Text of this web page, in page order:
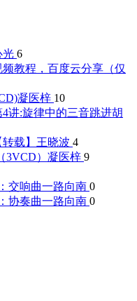
光 6
教程，百度云分享（仅
凝医梓 10
讲:旋律中的三音跳进胡
载】 王晓波 4
） 凝医梓 9
交响曲一路向南 0
协奏曲一路向南 0